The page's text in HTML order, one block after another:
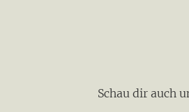
Schau dir auch